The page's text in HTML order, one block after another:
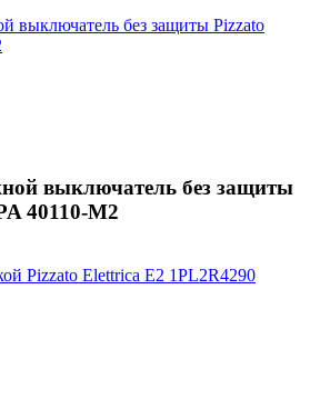
выключатель без защиты
40110-M2